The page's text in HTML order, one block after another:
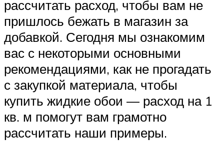
рассчитать расход, чтобы вам не
пришлось бежать в магазин за
добавкой. Сегодня мы ознакомим
вас с некоторыми основными
рекомендациями, как не прогадать
с закупкой материала, чтобы
купить жидкие обои — расход на 1
кв. м помогут вам грамотно
рассчитать наши примеры.